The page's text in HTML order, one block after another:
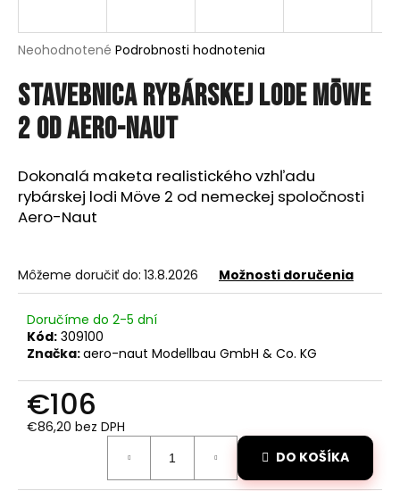
Priemerné
produktu
je
0,0
z
hviezdičiek.
Neohodnotené Podrobnosti hodnotenia
Stavebnica Rybárskej lode Möwe
2 od Aero-Naut
Dokonalá maketa realistického vzhľadu
rybárskej lodi Möve 2 od nemeckej spoločnosti
Aero-Naut
Môžeme doručiť do: 13.8.2026 Možnosti doručenia
Doručíme do 2-5 dní
Kód: 309100
Značka:aero-naut Modellbau GmbH & Co. KG
€106
€86,20 bez DPH
DO KOŠÍKA
j
ť
?
HĽADAŤ
O
ú